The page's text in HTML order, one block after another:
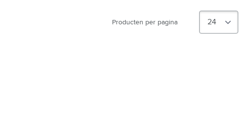
Producten per pagina